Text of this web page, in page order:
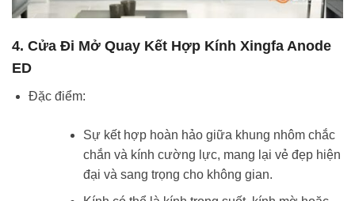
4. Cửa Đi Mở Quay Kết Hợp Kính Xingfa Anode
ED
Đặc điểm:
Sự kết hợp hoàn hảo giữa khung nhôm chắc
chắn và kính cường lực, mang lại vẻ đẹp hiện
đại và sang trọng cho không gian.